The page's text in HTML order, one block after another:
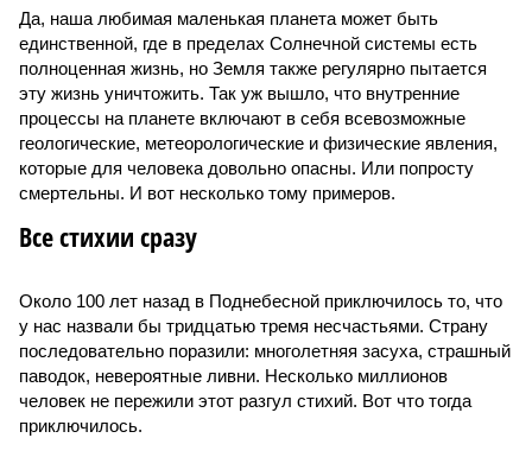
Да, наша любимая маленькая планета может быть
единственной, где в пределах Солнечной системы есть
полноценная жизнь, но Земля также регулярно пытается
эту жизнь уничтожить. Так уж вышло, что внутренние
процессы на планете включают в себя всевозможные
геологические, метеорологические и физические явления,
которые для человека довольно опасны. Или попросту
смертельны. И вот несколько тому примеров.
Все стихии сразу
Около 100 лет назад в Поднебесной приключилось то, что
у нас назвали бы тридцатью тремя несчастьями. Страну
последовательно поразили: многолетняя засуха, страшный
паводок, невероятные ливни. Несколько миллионов
человек не пережили этот разгул стихий. Вот что тогда
приключилось.